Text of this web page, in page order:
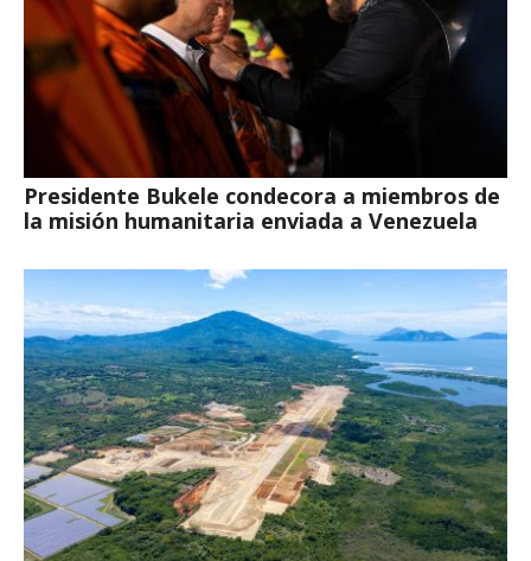
Presidente Bukele condecora a miembros de
la misión humanitaria enviada a Venezuela